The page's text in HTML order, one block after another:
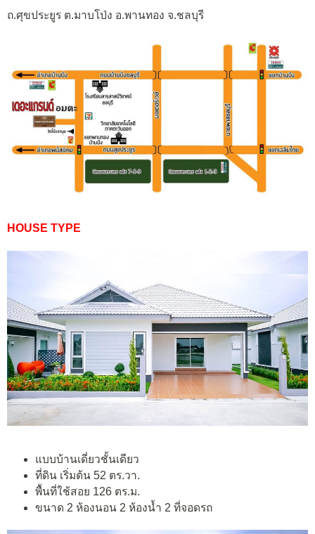
ถ.ศุขประยูร ต.มาบโป่ง อ.พานทอง จ.ชลบุรี
HOUSE TYPE
แบบบ้านเดี่ยวชั้นเดียว
ที่ดิน เริ่มต้น 52 ตร.วา.
พื้นที่ใช้สอย 126 ตร.ม.
ขนาด 2 ห้องนอน 2 ห้องน้ำ 2 ที่จอดรถ